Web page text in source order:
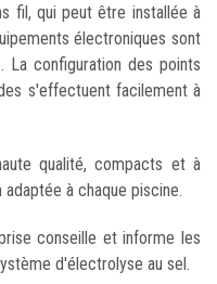
fil, qui peut être installée à
électroniques sont
La configuration des points
s'effectuent facilement à
qualité, compacts et à
à chaque piscine.
conseille et informe les
d'électrolyse au sel.